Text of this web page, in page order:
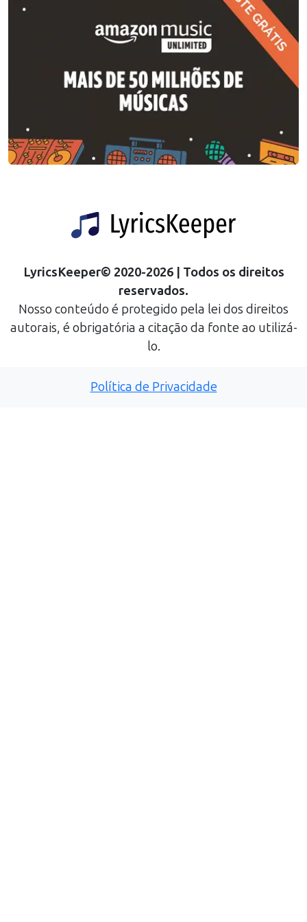
LyricsKeeper© 2020-2026| Todos os direitos
reservados.
Nosso conteúdo é protegido pela lei dos direitos
autorais, é obrigatória a citação da fonte ao utilizá-
lo.
Política de Privacidade